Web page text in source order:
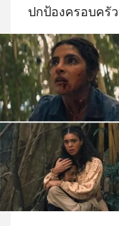
ปกป้องครอบครัว